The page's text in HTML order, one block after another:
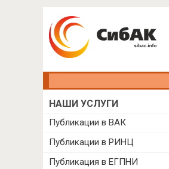
НАШИ УСЛУГИ
Публикации в ВАК
Публикации в РИНЦ
Публикация в ЕГПНИ